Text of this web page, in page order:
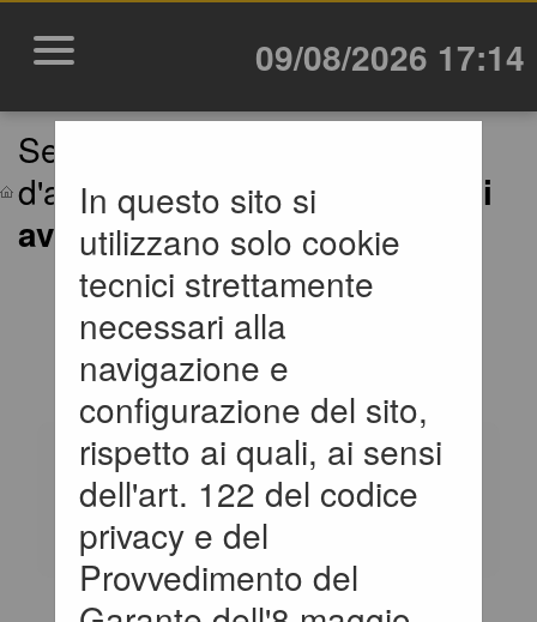
09/08/2026 17:14
Sei qui:
d'appalto e contratti
Avvisi di
avvio consultazione
In questo sito si
utilizzano solo cookie
tecnici strettamente
necessari alla
navigazione e
configurazione del sito,
rispetto ai quali, ai sensi
dell'art. 122 del codice
privacy e del
Provvedimento del
AVVISI DI AVVIO
CONSULTAZIONE
All'interno di questa
sezione è possibile
consultare gli avvisi di
avvio consultazione